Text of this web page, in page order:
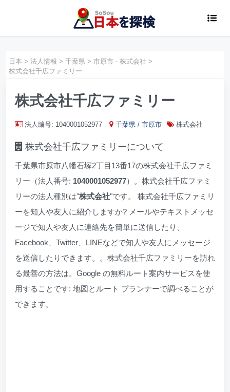
日本 > 法人情報 > 千葉県 > 市原市 - 株式会社 >
株式会社千広ファミリー
株式会社千広ファミリー
法人编号: 1040001052977 千葉県 / 市原市 株式会社
株式会社千広ファミリーについて
千葉県市原市八幡石塚2丁目13番17の株式会社千広ファミ
リー（法人番号: 1040001052977）。株式会社千広ファミ
リーの法人種別は"株式会社"です。 株式会社千広ファミリ
ーを知人や友人に紹介しますか? メールやテキストメッセ
ージで知人や友人に連絡先を簡単に送信したり、
Facebook、Twitter、LINEなどで知人や友人にメッセージ
を送信したりできます。。株式会社千広ファミリーを訪れ
る最善の方法は。Google の無料ルート案内サービスを使
用することです: 地図とルート プランナーで調べることが
できます。